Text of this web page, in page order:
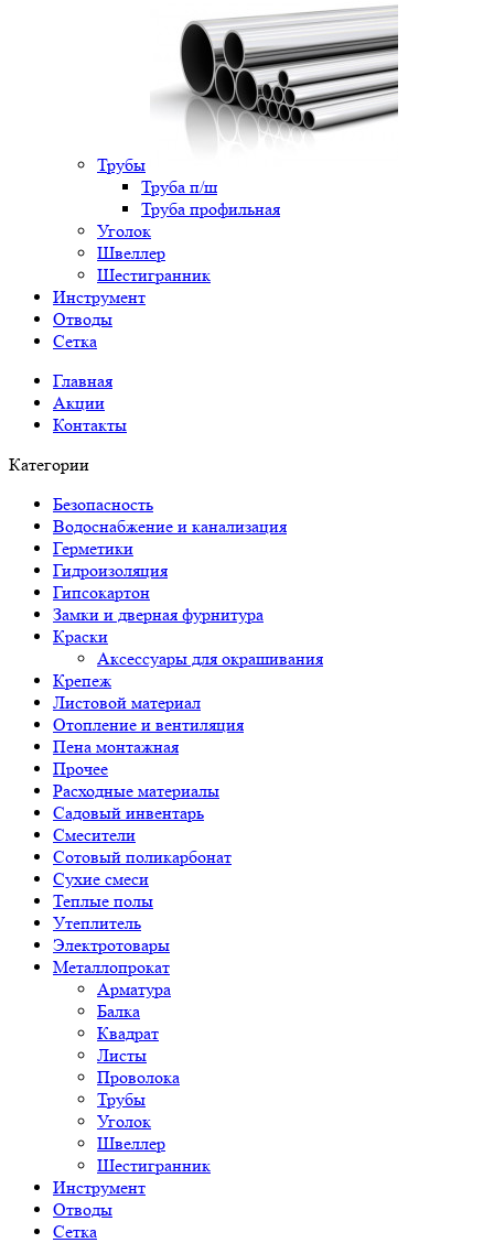
Трубы
Труба п/ш
Труба профильная
Уголок
Швеллер
Шестигранник
Инструмент
Отводы
Сетка
Главная
Акции
Контакты
Категории
Безопасность
Водоснабжение и канализация
Герметики
Гидроизоляция
Гипсокартон
Замки и дверная фурнитура
Краски
Аксессуары для окрашивания
Крепеж
Листовой материал
Отопление и вентиляция
Пена монтажная
Прочее
Расходные материалы
Садовый инвентарь
Смесители
Сотовый поликарбонат
Сухие смеси
Теплые полы
Утеплитель
Электротовары
Металлопрокат
Арматура
Балка
Квадрат
Листы
Проволока
Трубы
Уголок
Швеллер
Шестигранник
Инструмент
Отводы
Сетка